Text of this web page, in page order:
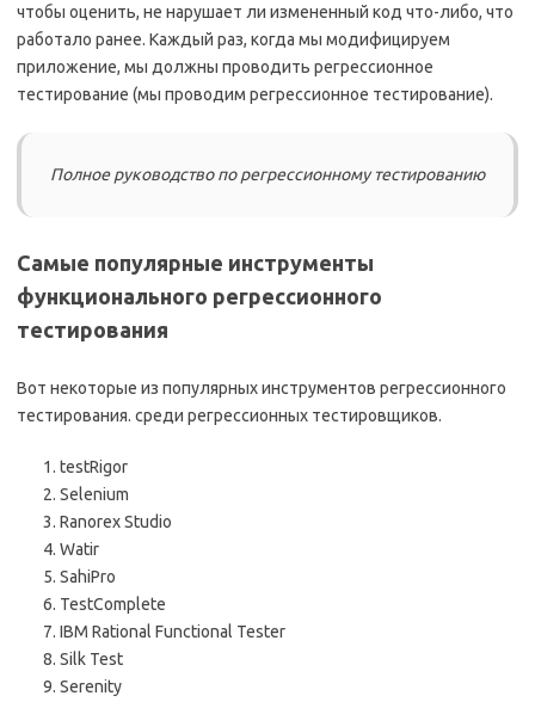
чтобы оценить, не нарушает ли измененный код что-либо, что
работало ранее. Каждый раз, когда мы модифицируем
приложение, мы должны проводить регрессионное
тестирование (мы проводим регрессионное тестирование).
Полное руководство по регрессионному тестированию
Самые популярные инструменты
функционального регрессионного
тестирования
Вот некоторые из популярных инструментов регрессионного
тестирования. среди регрессионных тестировщиков.
testRigor
Selenium
Ranorex Studio
Watir
SahiPro
TestComplete
IBM Rational Functional Tester
Silk Test
Serenity